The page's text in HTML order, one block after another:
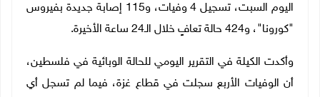
اليوم السبت، تسجيل 4 وفيات، و115 إصابة جديدة بفيروس
"كورونا"، و424 حالة تعافٍ خلال الـ24 ساعة الأخيرة.
وأكدت الكيلة في التقرير اليومي للحالة الوبائية في فلسطين،
أن الوفيات الأربع سجلت في قطاع غزة، فيما لم تسجل أي